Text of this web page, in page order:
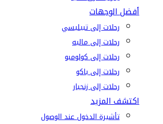
أفضل الوجهات
رحلات إلى تبيليسي
رحلات إلى ماليه
رحلات إلى كولومبو
رحلات إلى باكو
رحلات إلى زنجبار
اكتشف المزيد
تأشيرة الدخول عند الوصول